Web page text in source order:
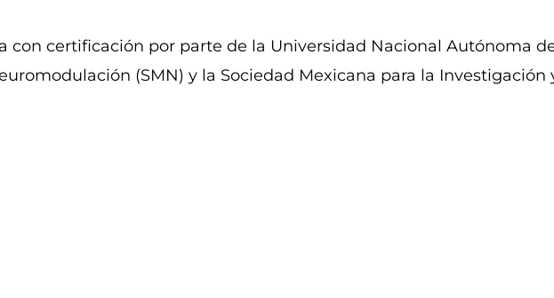
con certificación por parte de la Universidad Nacional Autónoma
(SMN) y la Sociedad Mexicana para la Investigación